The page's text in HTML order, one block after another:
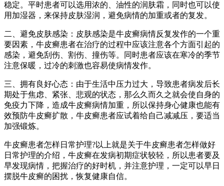
稳定。平时患者可以选用浓的、油性的润肤霜，同时也可以使
用加湿器，来保持皮肤湿润，避免病情的加重或者的复发。
二、避免皮肤感染：皮肤感染是牛皮癣病情反复发作的一个重
要因素，牛皮癣患者在治疗的过程中应该注意各个方面引起的
感染，避免刮伤、割伤、撞伤等。同时患者应该在寒冷的季节
注意保暖，过冷的刺激也容易使病情发作。
三、拥有良好心态：由于生活中压力过大，导致患者病发后长
期处于焦虑、紧张、悲观的状态，那么久而久之就会使自身的
免疫力下降，造成牛皮癣病情加重，所以保持身心健康也能有
效预防牛皮癣扩散，牛皮癣患者应试着给自己减减压，要适当
加强锻炼。
牛皮癣患者怎样日常护理?以上就是关于牛皮癣患者怎样做好
日常护理的介绍，牛皮癣在发病初期症状较轻，所以患者要及
早发现病情，把握治疗的好时机，并注意护理，一定可以早日
摆脱牛皮癣的困扰，恢复健康自信。